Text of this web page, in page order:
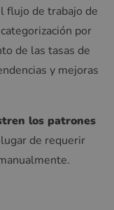
flujo de trabajo de
por
de las tasas de
y mejoras
los patrones
de requerir